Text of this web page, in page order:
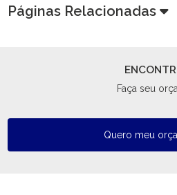
Páginas Relacionadas
Faça seu
Quero meu